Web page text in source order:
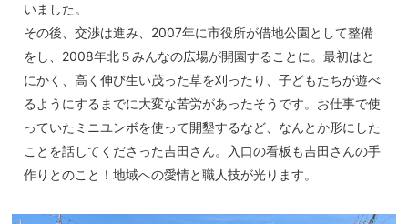
いました。
その後、交渉は進み、2007年に市役所が借地公園として整備
をし、2008年北５みんなの広場が開園することに。最初はと
にかく、高く伸び生い茂った草を刈ったり、子どもたちが遊べ
るようにするまでに大変な苦労があったそうです。お仕事で使
っていたミニユンボを使って開墾するなど、なんとか形にした
ことを話してくださった吉田さん。入口の看板も吉田さんの手
作りとのこと！地域への愛情と職人技が光ります。